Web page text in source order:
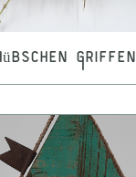
Griffen